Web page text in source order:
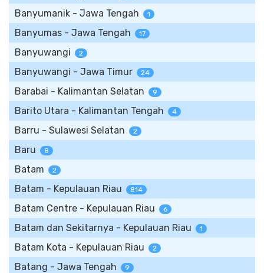
Banyumanik - Jawa Tengah 1
Banyumas - Jawa Tengah 17
Banyuwangi 2
Banyuwangi - Jawa Timur 24
Barabai - Kalimantan Selatan 9
Barito Utara - Kalimantan Tengah 4
Barru - Sulawesi Selatan 2
Baru 8
Batam 2
Batam - Kepulauan Riau 814
Batam Centre - Kepulauan Riau 6
Batam dan Sekitarnya - Kepulauan Riau 1
Batam Kota - Kepulauan Riau 2
Batang - Jawa Tengah 9